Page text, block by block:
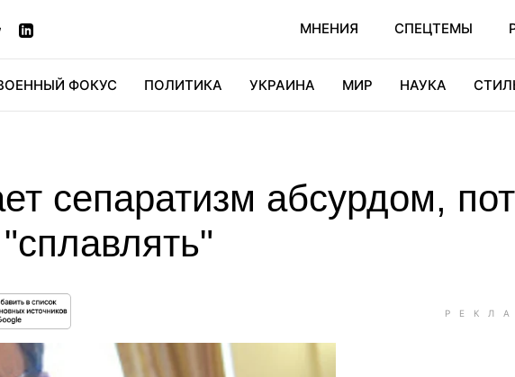
МНЕНИЯ СПЕЦТЕМЫ
ФОКУС ПОЛИТИКА УКРАИНА МИР НАУКА
сепаратизм абсурдом,